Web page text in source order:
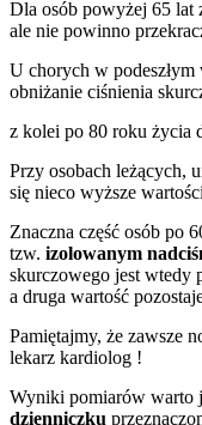
Dla osób powyżej 65 lat
ale nie powinno
U chorych w
obniżanie ciśnienia
z kolei po 80 roku życia
Przy osobach leżących,
się nieco wyższe
Znaczna część osób po
tzw. izolowanym
skurczowego jest wtedy
a druga wartość
Pamiętajmy, że zawsze
lekarz kardiolog !
Wyniki pomiarów warto
dzienniczku